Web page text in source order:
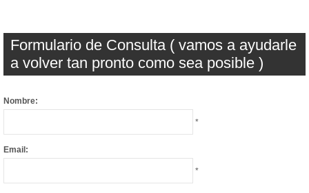
Formulario de Consulta ( vamos a ayudarle
a volver tan pronto como sea posible )
Nombre:
*
Email:
*